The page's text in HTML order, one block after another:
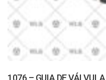
1076 – GUIA DE